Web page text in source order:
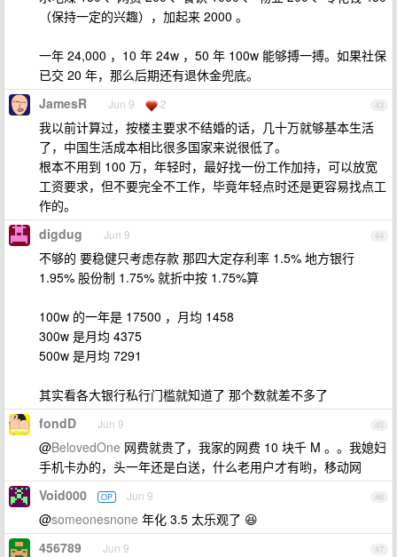
（保持一定的兴趣），加起来 2000 。
一年 24,000 ，10 年 24w ，50 年 100w 能够搏一搏。如果社保
已交 20 年，那么后期还有退休金兜底。
43
JamesR Jun 9 2
我以前计算过，按楼主要求不结婚的话，几十万就够基本生活
了，中国生活成本相比很多国家来说很低了。
根本不用到 100 万，年轻时，最好找一份工作加持，可以放宽
工资要求，但不要完全不工作，毕竟年轻点时还是更容易找点工
作的。
44
digdug Jun 9
不够的 要稳健只考虑存款 那四大定存利率 1.5% 地方银行
1.95% 股份制 1.75% 就折中按 1.75%算
100w 的一年是 17500 ，月均 1458
300w 是月均 4375
500w 是月均 7291
其实看各大银行私行门槛就知道了 那个数就差不多了
45
fondD Jun 9
@BelovedOne 网费就贵了，我家的网费 10 块千 M 。。我媳妇
手机卡办的，头一年还是白送，什么老用户才有哟，移动网
46
Void000 OP Jun 9
@someonesnone 年化 3.5 太乐观了 😆
47
456789 Jun 9